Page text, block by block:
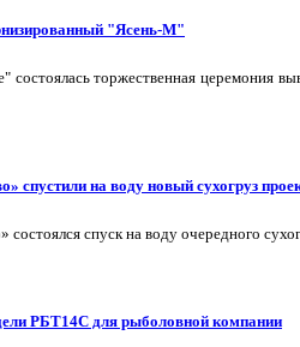
"Ясень-М"
торжественная церемония
спустили на воду новый сухогруз
спуск на воду очередного
РБТ14С для рыболовной компании